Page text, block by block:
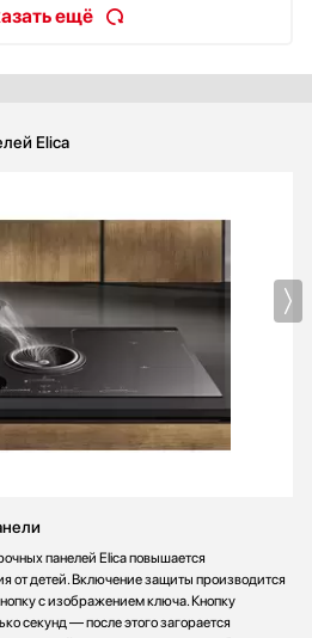
ещё
Elica
панелей Elica повышается
от детей. Включение защиты производится
с изображением ключа. Кнопку
секунд — после этого загорается